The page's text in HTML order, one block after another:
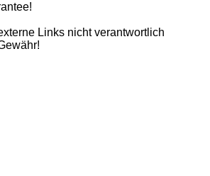
Links nicht verantwortlich